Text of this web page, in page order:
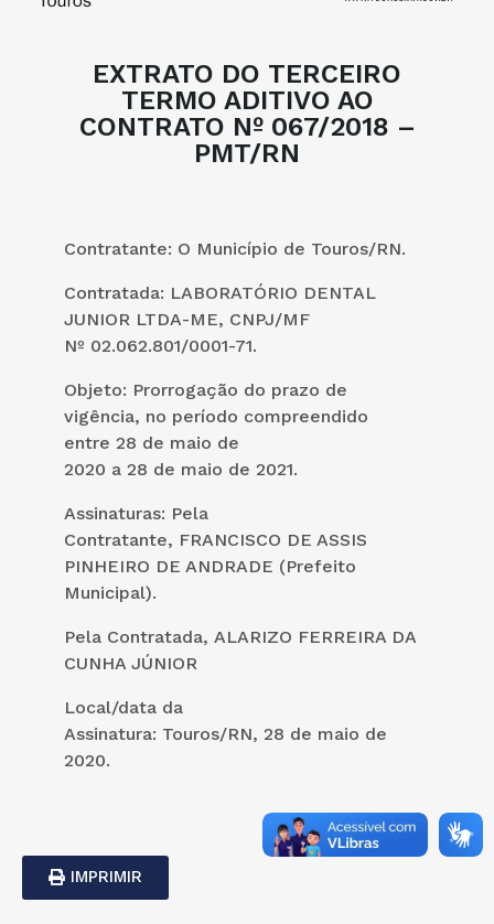
EXTRATO DO TERCEIRO
TERMO ADITIVO AO
CONTRATO Nº 067/2018 –
PMT/RN
Contratante: O Município de Touros/RN.
Contratada: LABORATÓRIO DENTAL
JUNIOR LTDA-ME, CNPJ/MF
Nº 02.062.801/0001-71.
Objeto: Prorrogação do prazo de
vigência, no período compreendido
entre 28 de maio de
2020 a 28 de maio de 2021.
Assinaturas: Pela
Contratante, FRANCISCO DE ASSIS
PINHEIRO DE ANDRADE (Prefeito
Municipal).
Pela Contratada, ALARIZO FERREIRA DA
CUNHA JÚNIOR
Local/data da
Assinatura: Touros/RN, 28 de maio de
2020.
IMPRIMIR